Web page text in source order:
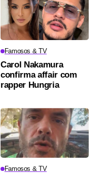
Famosos & TV
Carol Nakamura
confirma affair com
rapper Hungria
Famosos & TV